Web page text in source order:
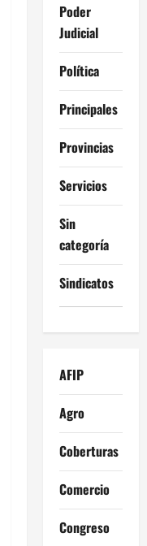
Poder
Judicial
Política
Principales
Provincias
Servicios
Sin
categoría
Sindicatos
AFIP
Agro
Coberturas
Comercio
Congreso